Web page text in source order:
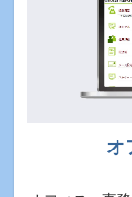
オ